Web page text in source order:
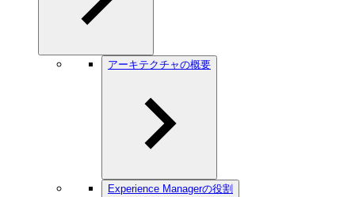
アーキテクチャの概要
Experience Managerの役割